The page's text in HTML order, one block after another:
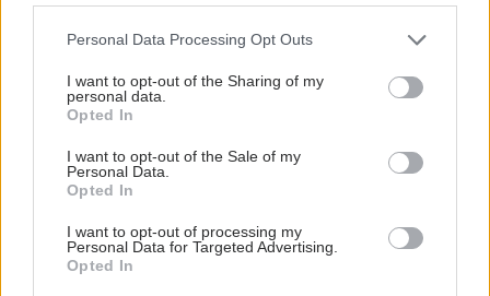
Please note that this website/app uses one or more Google
not limited to your visit or usage behaviour. You may click to
grant or deny consent to Google and its third-party tags to
use your data for below specified purposes in below Google
consent section.
Personal Data Processing Opt Outs
I want to opt-out of the Sharing of my
personal data.
Opted In
I want to opt-out of the Sale of my
Personal Data.
Opted In
I want to opt-out of processing my
Personal Data for Targeted Advertising.
Opted In